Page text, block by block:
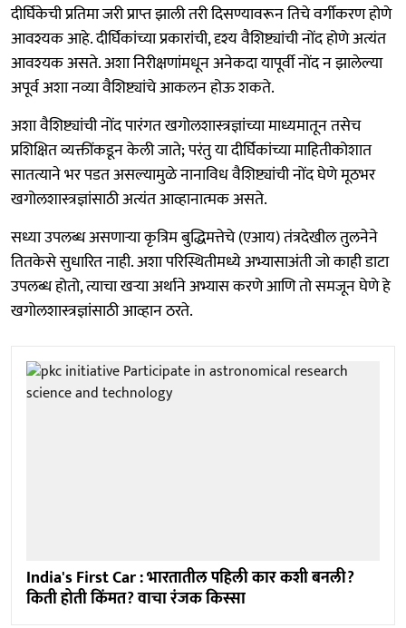
दीर्घिकेची प्रतिमा जरी प्राप्त झाली तरी दिसण्यावरून तिचे वर्गीकरण होणे
आवश्यक आहे. दीर्घिकांच्या प्रकारांची, दृश्य वैशिष्ट्यांची नोंद होणे अत्यंत
आवश्‍यक असते. अशा निरीक्षणांमधून अनेकदा यापूर्वी नोंद न झालेल्या
अपूर्व अशा नव्या वैशिष्ट्यांचे आकलन होऊ शकते.
अशा वैशिष्ट्यांची नोंद पारंगत खगोलशास्त्रज्ञांच्या माध्यमातून तसेच
प्रशिक्षित व्यक्तींकडून केली जाते; परंतु या दीर्घिकांच्या माहितीकोशात
सातत्याने भर पडत असल्यामुळे नानाविध वैशिष्ट्यांची नोंद घेणे मूठभर
खगोलशास्त्रज्ञांसाठी अत्यंत आव्हानात्मक असते.
सध्या उपलब्ध असणाऱ्या कृत्रिम बुद्धिमत्तेचे (एआय) तंत्रदेखील तुलनेने
तितकेसे सुधारित नाही. अशा परिस्थितीमध्ये अभ्यासाअंती जो काही डाटा
उपलब्ध होतो, त्याचा खऱ्या अर्थाने अभ्यास करणे आणि तो समजून घेणे हे
खगोलशास्त्रज्ञांसाठी आव्हान ठरते.
India's First Car : भारतातील पहिली कार कशी बनली?
किती होती किंमत? वाचा रंजक किस्सा